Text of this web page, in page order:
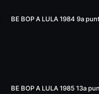
BE BOP A LULA 1984 9a
BE BOP A LULA 1985 13a